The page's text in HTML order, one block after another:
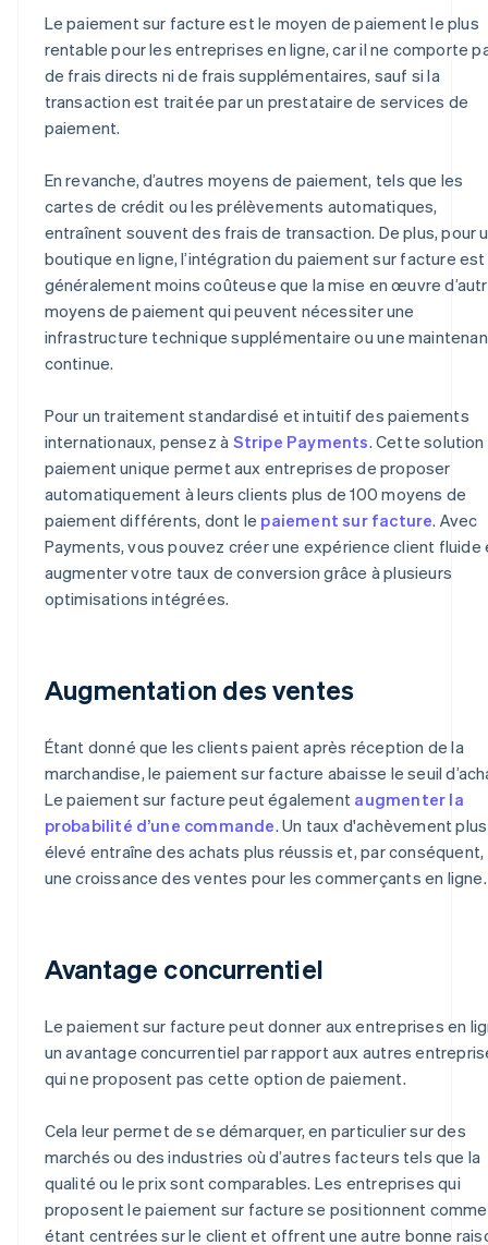
Le paiement sur facture est le moyen de paiement le plus
rentable pour les entreprises en ligne, car il ne comporte
de frais directs ni de frais supplémentaires, sauf si la
transaction est traitée par un prestataire de services de
paiement.
En revanche, d’autres moyens de paiement, tels que les
cartes de crédit ou les prélèvements automatiques,
entraînent souvent des frais de transaction. De plus, pour
boutique en ligne, l’intégration du paiement sur facture est
généralement moins coûteuse que la mise en œuvre
moyens de paiement qui peuvent nécessiter une
infrastructure technique supplémentaire ou une
continue.
Pour un traitement standardisé et intuitif des paiements
internationaux, pensez à Stripe Payments. Cette solution
paiement unique permet aux entreprises de proposer
automatiquement à leurs clients plus de 100 moyens de
paiement différents, dont le paiement sur facture. Avec
Payments, vous pouvez créer une expérience client fluide
augmenter votre taux de conversion grâce à plusieurs
optimisations intégrées.
Augmentation des ventes
Étant donné que les clients paient après réception de la
marchandise, le paiement sur facture abaisse le seuil
Le paiement sur facture peut également augmenter la
probabilité d’une commande. Un taux d'achèvement plus
élevé entraîne des achats plus réussis et, par conséquent,
une croissance des ventes pour les commerçants en ligne.
Avantage concurrentiel
Le paiement sur facture peut donner aux entreprises en
un avantage concurrentiel par rapport aux autres
qui ne proposent pas cette option de paiement.
Cela leur permet de se démarquer, en particulier sur des
marchés ou des industries où d’autres facteurs tels que la
qualité ou le prix sont comparables. Les entreprises qui
proposent le paiement sur facture se positionnent comme
étant centrées sur le client et offrent une autre bonne